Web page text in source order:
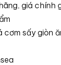
giá chính
cơm sấy giòn